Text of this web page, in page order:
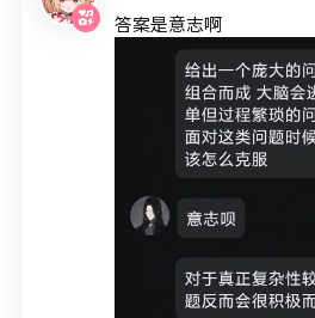
答案是意志啊